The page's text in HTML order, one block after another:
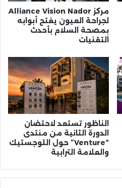
مركز Alliance Vision Nador
لجراحة العيون يفتح أبوابه
بمصحة السلام بأحدث
التقنيات
الناظور تستعد لاحتضان
الدورة الثانية من منتدى
“Venture” حول اللوجستيك
والعلامة الترابية